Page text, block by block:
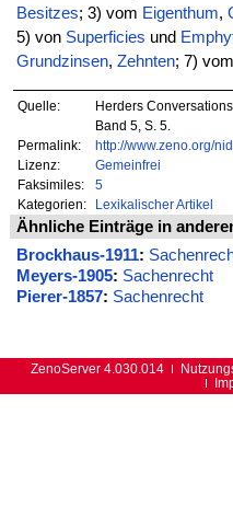
Besitzes; 3) vom Eigenthum,
5) von Superficies und
Grundzinsen, Zehnten; 7)
Quelle:
Herders
Band 5, S. 5.
Permalink:
http://www.zeno.org/
Lizenz:
Gemeinfrei
Faksimiles:
5
Kategorien:
Lexikalischer Artikel
Ähnliche Einträge in
Brockhaus-1911:
Meyers-1905: Sachenrecht
Pierer-1857: Sachenrecht
ZenoServer 4.030.014